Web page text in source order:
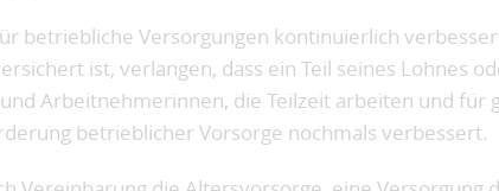
betriebliche Versorgungen kontinuierlich
ist, verlangen, dass ein Teil seines Lohnes
Arbeitnehmerinnen, die Teilzeit arbeiten und für
betrieblicher Vorsorge nochmals verbessert.